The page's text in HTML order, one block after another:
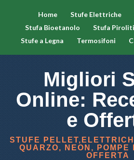
Home Stufe Elettriche
Stufa Bioetanolo
Stufa
Stufe a Legna
Termosifoni
Migliori
Online:
e
STUFE
QUARZO, NEON, POMPE
OFFERTA